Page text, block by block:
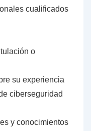
cualificados
o
su experiencia
ciberseguridad
y conocimientos